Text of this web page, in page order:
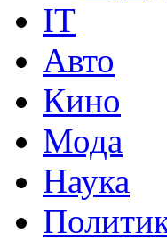
IT
Авто
Кино
Мода
Наука